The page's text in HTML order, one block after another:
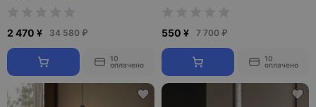
2 470 ¥ 34 580 ₽
10
оплачено
550 ¥ 7 700 ₽
10
оплачено